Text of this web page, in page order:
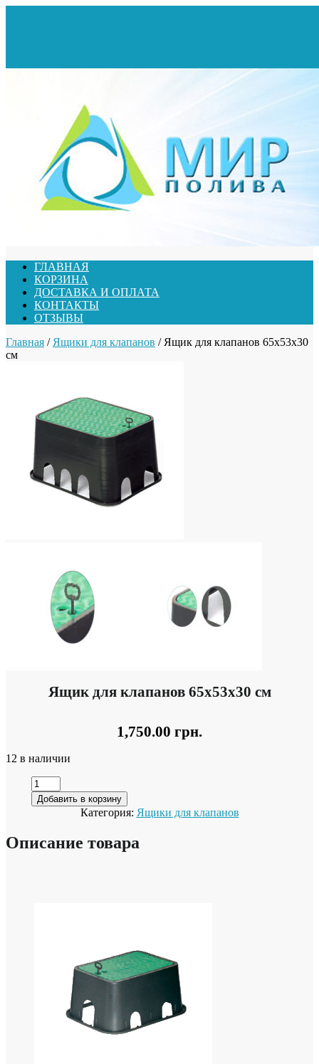
ГЛАВНАЯ
КОРЗИНА
ДОСТАВКА И ОПЛАТА
КОНТАКТЫ
ОТЗЫВЫ
Главная / Ящики для клапанов / Ящик для клапанов 65х53х30
см
Ящик для клапанов 65х53х30 см
1,750.00 грн.
12 в наличии
Добавить в корзину
Категория: Ящики для клапанов
Описание товара